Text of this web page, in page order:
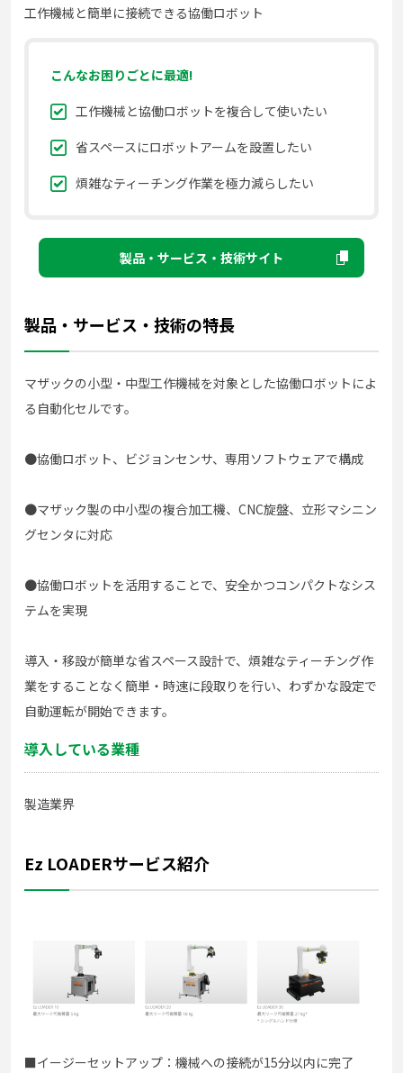
工作機械と簡単に接続できる協働ロボット
こんなお困りごとに最適!
工作機械と協働ロボットを複合して使いたい
省スペースにロボットアームを設置したい
煩雑なティーチング作業を極力減らしたい
製品・サービス・技術サイト
製品・サービス・技術の特長
マザックの小型・中型工作機械を対象とした協働ロボットによ
る自動化セルです。
●協働ロボット、ビジョンセンサ、専用ソフトウェアで構成
●マザック製の中小型の複合加工機、CNC旋盤、立形マシニン
グセンタに対応
●協働ロボットを活用することで、安全かつコンパクトなシス
テムを実現
導入・移設が簡単な省スペース設計で、煩雑なティーチング作
業をすることなく簡単・時速に段取りを行い、わずかな設定で
自動運転が開始できます。
導入している業種
製造業界
Ez LOADERサービス紹介
■イージーセットアップ：機械への接続が15分以内に完了